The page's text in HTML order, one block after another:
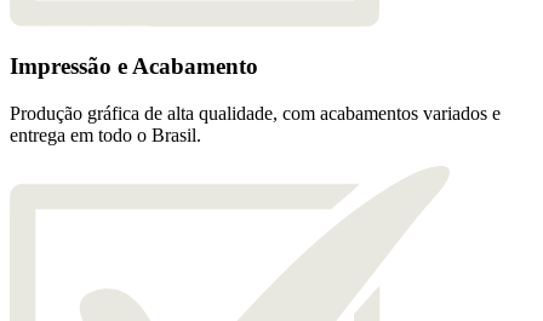
Impressão e Acabamento
Produção gráfica de alta qualidade, com acabamentos variados e
entrega em todo o Brasil.